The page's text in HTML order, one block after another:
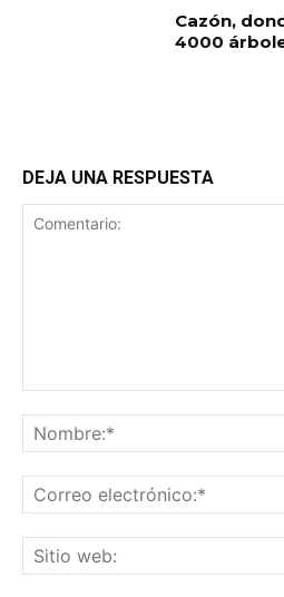
Cazón,
4000
DEJA UNA RESPUESTA